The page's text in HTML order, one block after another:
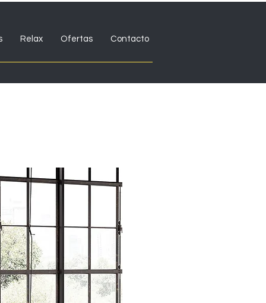
Relax Ofertas Contacto